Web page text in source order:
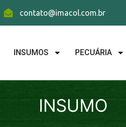
contato@imacol.com.br
INSUMOS PECUÁRIA
INSUMO